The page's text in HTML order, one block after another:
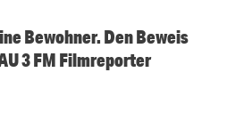
Bewohner. Den Beweis
3 FM Filmreporter